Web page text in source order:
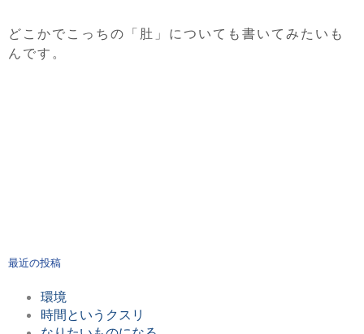
どこかでこっちの「肚」についても書いてみたいも
んです。
最近の投稿
環境
時間というクスリ